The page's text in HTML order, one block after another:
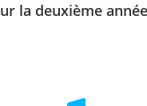
la deuxième année